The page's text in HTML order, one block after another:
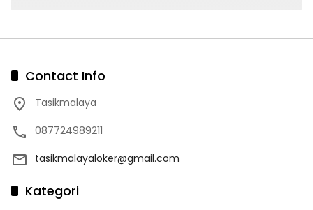
Contact Info
Tasikmalaya
087724989211
tasikmalayaloker@gmail.com
Kategori